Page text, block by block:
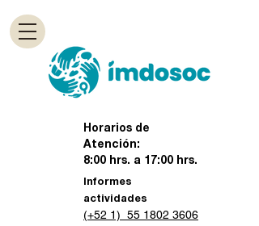
Horarios de
Atención:
8:00 hrs. a 17:00 hrs.
Informes
actividades
(+52 1) 55 1802 3606